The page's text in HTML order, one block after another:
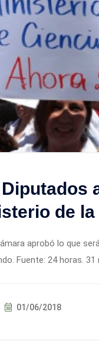
de
aprobó lo que
Fuente: 24 horas. 31
01/06/2018